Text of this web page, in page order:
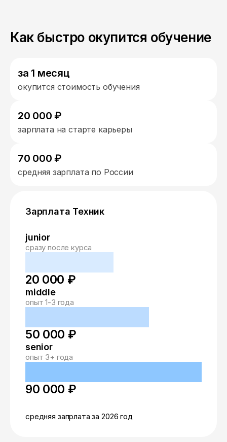
Как быстро окупится обучение
за 1 месяц
окупится стоимость обучения
20 000 ₽
зарплата на старте карьеры
70 000 ₽
средняя зарплата по России
Зарплата Техник
junior
сразу после курса
20 000 ₽
middle
опыт 1-3 года
50 000 ₽
senior
опыт 3+ года
90 000 ₽
средняя запрлата за 2026 год